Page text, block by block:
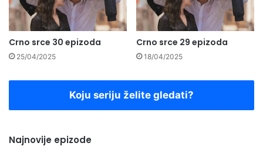
Crno srce 30 epizoda
25/04/2025
Crno srce 29 epizoda
18/04/2025
Koju seriju želite gledati?
Najnovije epizode